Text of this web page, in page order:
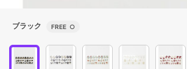
ブラック FREE ○